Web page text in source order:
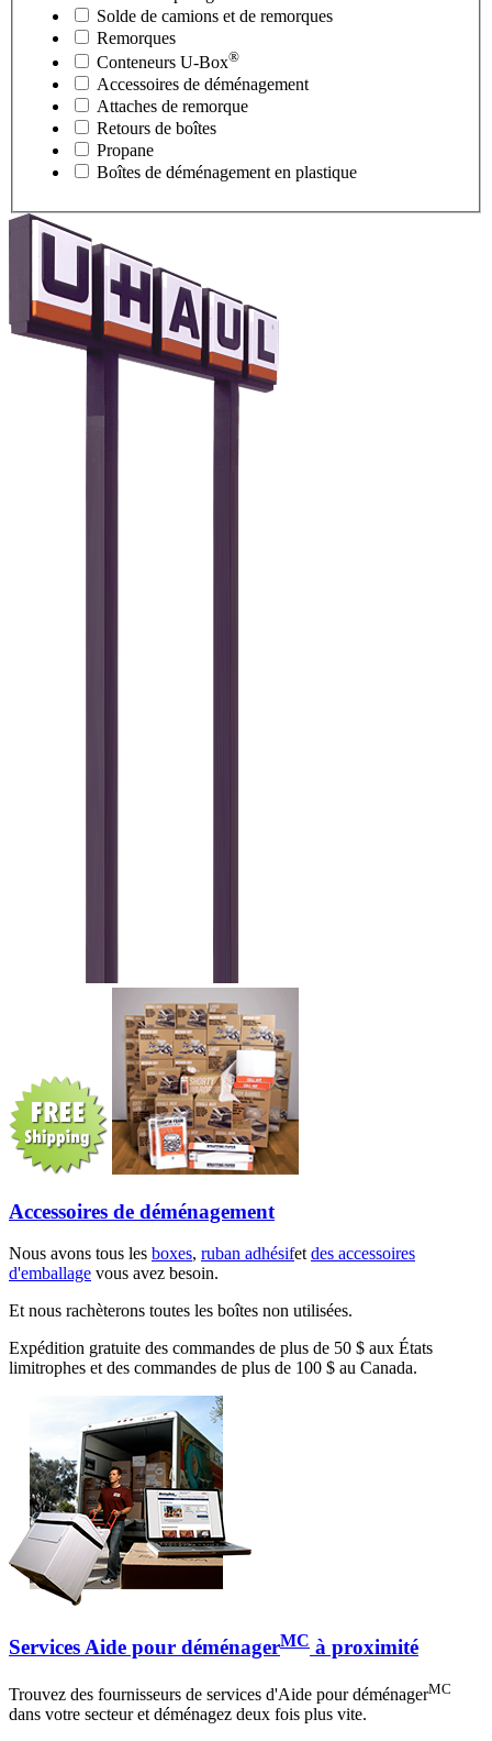
Solde de camions et de remorques
Remorques
Conteneurs U-Box®
Accessoires de déménagement
Attaches de remorque
Retours de boîtes
Propane
Boîtes de déménagement en plastique
Accessoires de déménagement
Nous avons tous les boxes, ruban adhésifetdes accessoires
d'emballage vous avez besoin.
Et nous rachèterons toutes les boîtes non utilisées.
Expédition gratuite des commandes de plus de 50 $ aux États
limitrophes et des commandes de plus de 100 $ au Canada.
Services Aide pour déménagerMC à proximité
Trouvez des fournisseurs de services d'Aide pour déménagerMC
dans votre secteur et déménagez deux fois plus vite.